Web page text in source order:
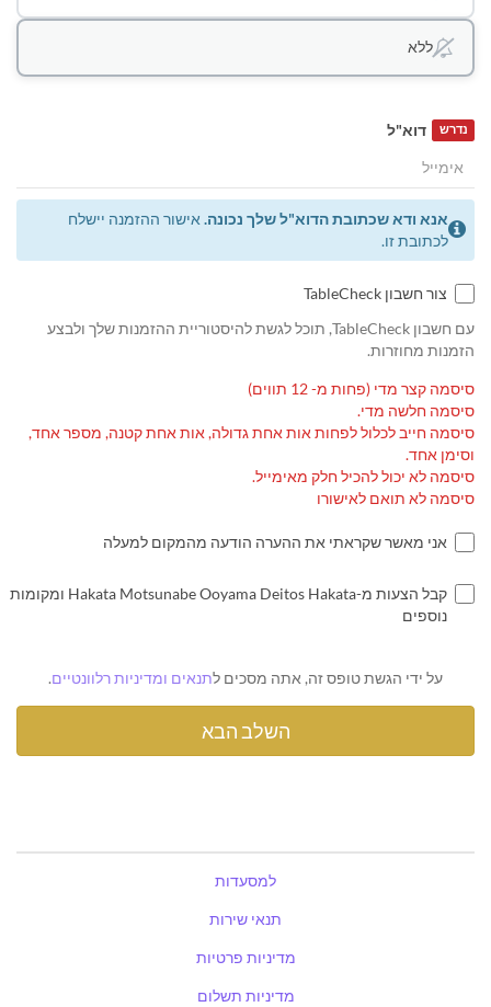
ללא
דוא"ל נדרש
אנא ודא שכתובת הדוא"ל שלך נכונה. אישור ההזמנה יישלח
לכתובת זו.
צור חשבון TableCheck
עם חשבון TableCheck, תוכל לגשת להיסטוריית ההזמנות שלך ולבצע
הזמנות מחוזרות.
סיסמה קצר מדי (פחות מ- 12 תווים)
סיסמה חלשה מדי.
סיסמה חייב לכלול לפחות אות אחת גדולה, אות אחת קטנה, מספר אחד,
וסימן אחד.
סיסמה לא יכול להכיל חלק מאימייל.
סיסמה לא תואם לאישורו
אני מאשר שקראתי את ההערה הודעה מהמקום למעלה
קבל הצעות מ-Hakata Motsunabe Ooyama Deitos Hakata ומקומות
נוספים
על ידי הגשת טופס זה, אתה מסכים לתנאים ומדיניות רלוונטיים.
למסעדות
תנאי שירות
מדיניות פרטיות
מדיניות תשלום